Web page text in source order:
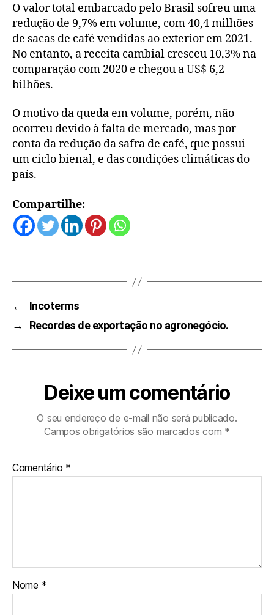
O valor total embarcado pelo Brasil sofreu uma
redução de 9,7% em volume, com 40,4 milhões
de sacas de café vendidas ao exterior em 2021.
No entanto, a receita cambial cresceu 10,3% na
comparação com 2020 e chegou a US$ 6,2
bilhões.
O motivo da queda em volume, porém, não
ocorreu devido à falta de mercado, mas por
conta da redução da safra de café, que possui
um ciclo bienal, e das condições climáticas do
país.
Compartilhe:
←
Incoterms
→
Recordes de exportação no agronegócio.
Deixe um comentário
O seu endereço de e-mail não será publicado.
Campos obrigatórios são marcados com *
Comentário *
Nome *